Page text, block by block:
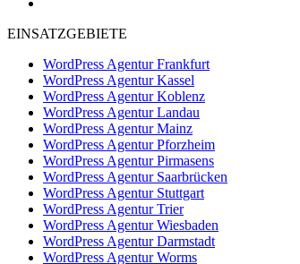
EINSATZGEBIETE
WordPress Agentur Frankfurt
WordPress Agentur Kassel
WordPress Agentur Koblenz
WordPress Agentur Landau
WordPress Agentur Mainz
WordPress Agentur Pforzheim
WordPress Agentur Pirmasens
WordPress Agentur Saarbrücken
WordPress Agentur Stuttgart
WordPress Agentur Trier
WordPress Agentur Wiesbaden
WordPress Agentur Darmstadt
WordPress Agentur Worms